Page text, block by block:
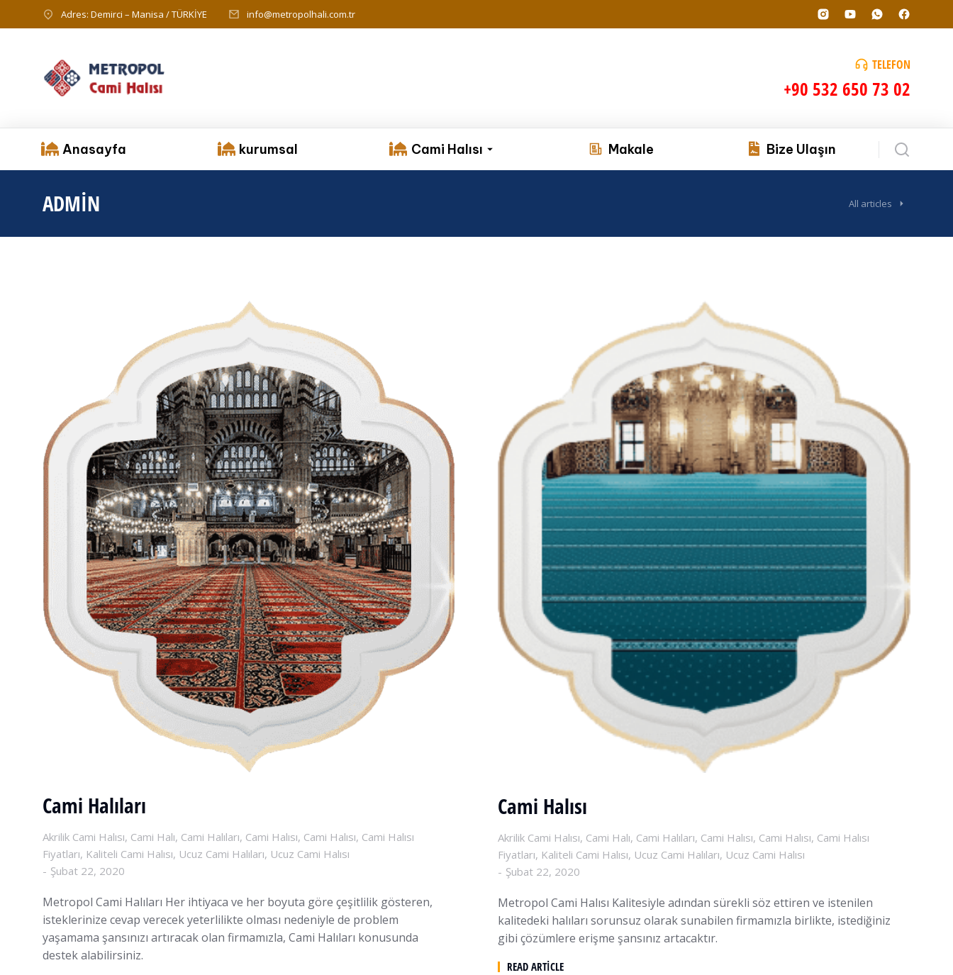
Adres: Demirci – Manisa / TÜRKİYE info@metropolhali.com.tr
TELEFON
+90 532 650 73 02
Anasayfa kurumsal Cami Halısı Makale Bize Ulaşın
ADMIN All articles
Cami Halıları
Akrilik Cami Halısı, Cami Halı, Cami Halıları, Cami Halısı, Cami Halısı, Cami Halısı
Fiyatları, Kaliteli Cami Halısı, Ucuz Cami Halıları, Ucuz Cami Halısı
Şubat 22, 2020
Metropol Cami Halıları Her ihtiyaca ve her boyuta göre çeşitlilik gösteren,
isteklerinize cevap verecek yeterlilikte olması nedeniyle de problem
yaşamama şansınızı artıracak olan firmamızla, Cami Halıları konusunda
destek alabilirsiniz.
Cami Halısı
Akrilik Cami Halısı, Cami Halı, Cami Halıları, Cami Halısı, Cami Halısı, Cami Halısı
Fiyatları, Kaliteli Cami Halısı, Ucuz Cami Halıları, Ucuz Cami Halısı
Şubat 22, 2020
Metropol Cami Halısı Kalitesiyle adından sürekli söz ettiren ve istenilen
kalitedeki halıları sorunsuz olarak sunabilen firmamızla birlikte, istediğiniz
gibi çözümlere erişme şansınız artacaktır.
READ ARTICLE